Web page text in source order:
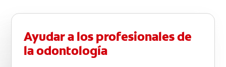
Ayudar a los profesionales de
la odontología